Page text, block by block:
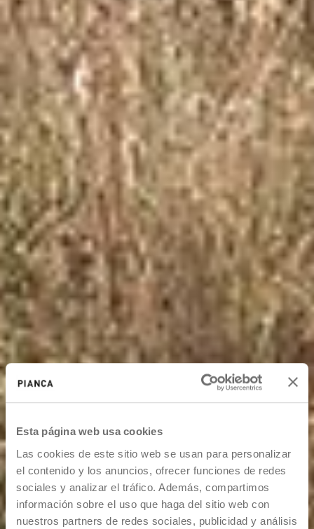
Esta página web usa cookies
Las cookies de este sitio web se usan para personalizar
el contenido y los anuncios, ofrecer funciones de redes
sociales y analizar el tráfico. Además, compartimos
información sobre el uso que haga del sitio web con
nuestros partners de redes sociales, publicidad y análisis